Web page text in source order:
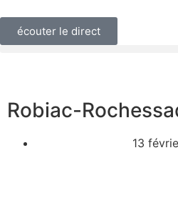
écouter le direct
Robiac-
13